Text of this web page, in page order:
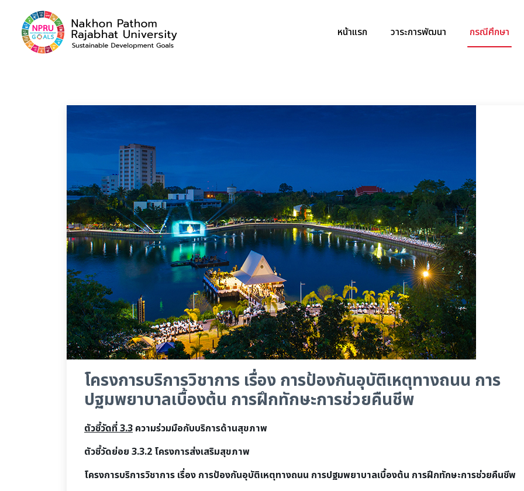
หน้าแรก วาระการพัฒนา กรณีศึกษา
โครงการบริการวิชาการ เรื่อง การป้องกันอุบัติเหตุทางถนน การ
ปฐมพยาบาลเบื้องต้น การฝึกทักษะการช่วยคืนชีพ
ตัวชี้วัดที่ 3.3 ความร่วมมือกับบริการด้านสุขภาพ
ตัวชี้วัดย่อย 3.3.2 โครงการส่งเสริมสุขภาพ
โครงการบริการวิชาการ เรื่อง การป้องกันอุบัติเหตุทางถนน การปฐมพยาบาลเบื้องต้น การฝึกทักษะการช่วยคืนชีพ